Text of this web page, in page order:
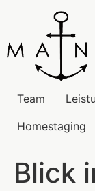
Team
Homestaging
Blick